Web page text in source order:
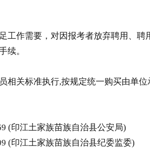
作需要，对因报考者放弃聘用、聘
续。
关标准执行,按规定统一购买由单位
江土家族苗族自治县公安局)
江土家族苗族自治县纪委监委)